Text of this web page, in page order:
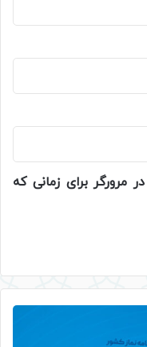
مرورگر برای زمانی که